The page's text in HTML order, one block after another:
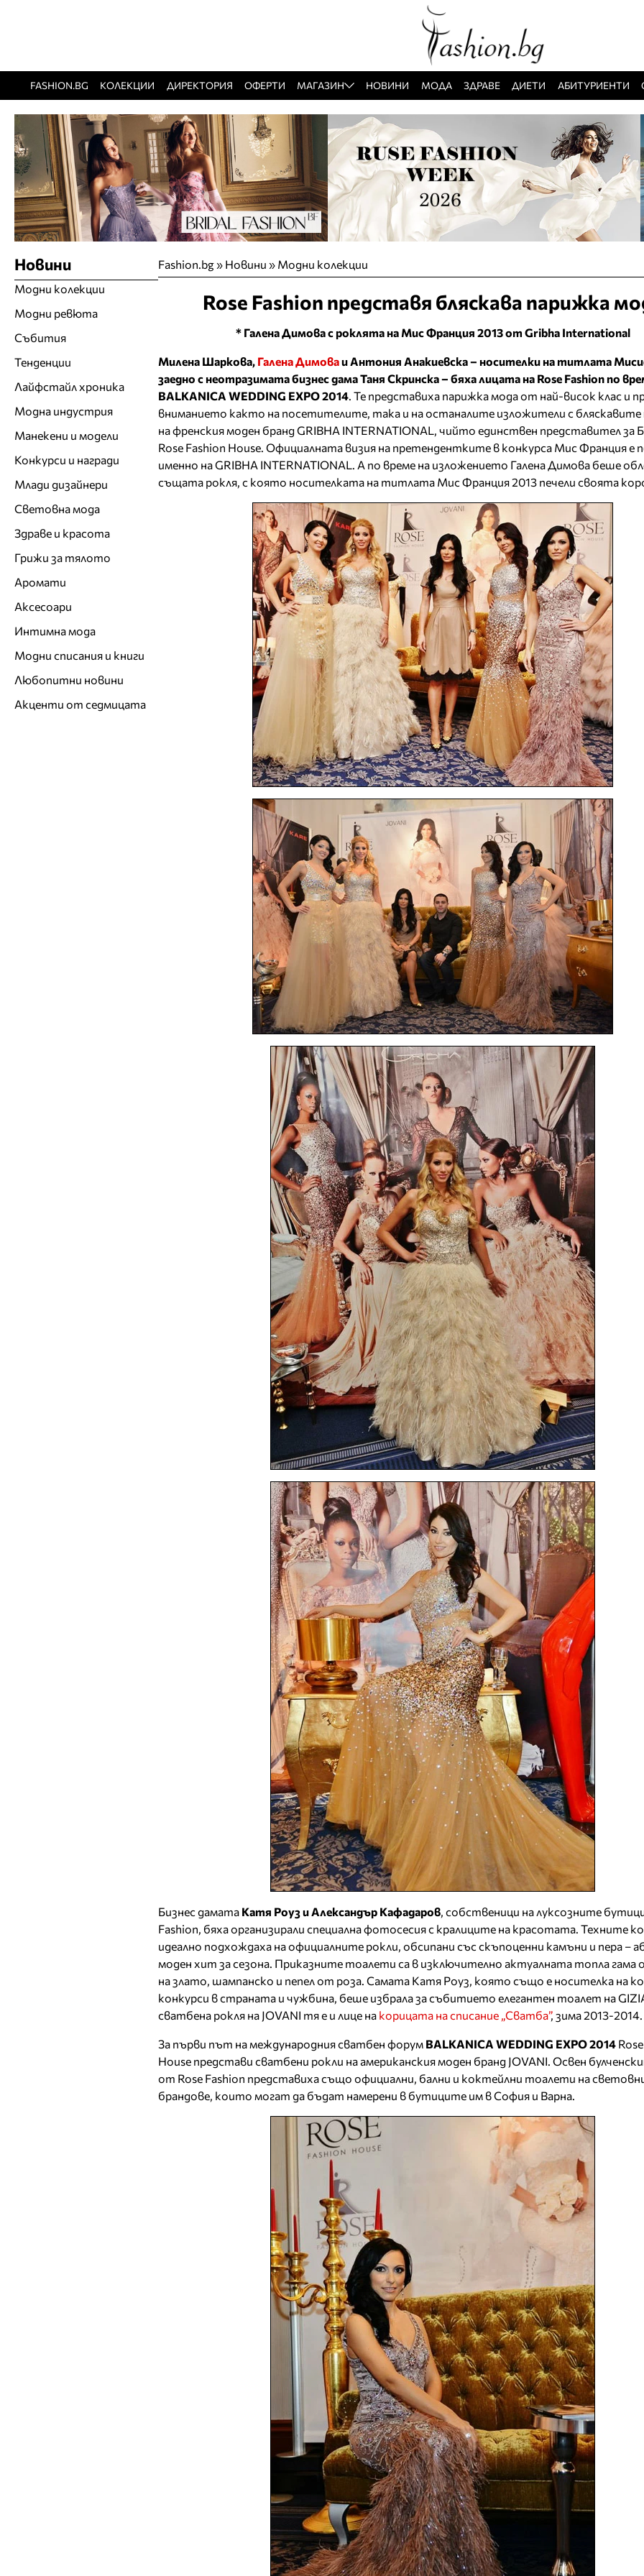
FASHION.BG КОЛЕКЦИИ ДИРЕКТОРИЯ ОФЕРТИ МАГАЗИН НОВИНИ МОДА ЗДРАВЕ ДИЕТИ АБИТУРИЕНТИ
Fashion.bg» Новини » Модни колекции
Rose Fashion представя бляскава парижка
* Галена Димова с роклята на Мис Франция 2013 от Gribha International
Милена Шаркова, Галена Димоваи Антония Анакиевска – носителки на титлата
заедно с неотразимата бизнес дама Таня Скринска – бяха лицата на Rose Fashion по
BALKANICA WEDDING EXPO 2014 . Те представиха парижка мода от най-висок клас и
вниманието както на посетителите, така и на останалите изложители с
на френския моден бранд GRIBHA INTERNATIONAL, чийто единствен представител за
Rose Fashion House. Официалната визия на претендентките в конкурса Мис Франция е
именно на GRIBHA INTERNATIONAL. А по време на изложението Галена Димова беше
същата рокля, с която носителката на титлата Мис Франция 2013 печели своята
Бизнес дамата Катя Роуз и Александър Кафадаров , собственици на луксозните
Fashion, бяха организирали специална фотосесия с кралиците на красотата. Техните
идеално подхождаха на официалните рокли, обсипани със скъпоценни камъни и пера –
моден хит за сезона. Приказните тоалети са в изключително актуалната топла гама
на злато, шампанско и пепел от роза. Самата Катя Роуз, която също е носителка на
конкурси в страната и чужбина, беше избрала за събитието елегантен тоалет на
сватбена рокля на JOVANI тя е и лице на корицата на списание „Сватба”, зима 2013-2014.
За първи път на международния сватбен форум BALKANICA WEDDING EXPO 2014
House представи сватбени рокли на американския моден бранд JOVANI. Освен
от Rose Fashion представиха също официални, бални и коктейлни тоалети на
брандове, които могат да бъдат намерени в бутиците им в София и Варна.
Новини
Модни колекции
Модни ревюта
Събития
Тенденции
Лайфстайл хроника
Модна индустрия
Манекени и модели
Конкурси и награди
Млади дизайнери
Световна мода
Здраве и красота
Грижи за тялото
Аромати
Аксесоари
Интимна мода
Модни списания и книги
Любопитни новини
Акценти от седмицата